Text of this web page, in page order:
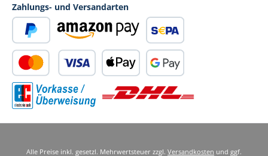
Zahlungs- und Versandarten
PayPal Amazon Pay
Kredit- oder Debitkarte
SEPA Lastschrift
Alle Preise inkl. gesetzl. Mehrwertsteuer zzgl. Versandkosten und ggf.